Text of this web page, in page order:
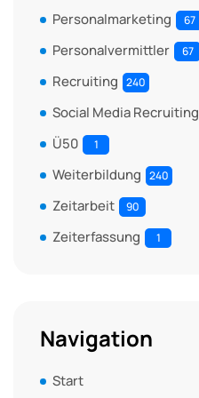
Personalmarketing 67
Personalvermittler 67
Recruiting 240
Social Media Recruiting
Ü50 1
Weiterbildung 240
Zeitarbeit 90
Zeiterfassung 1
Navigation
Start